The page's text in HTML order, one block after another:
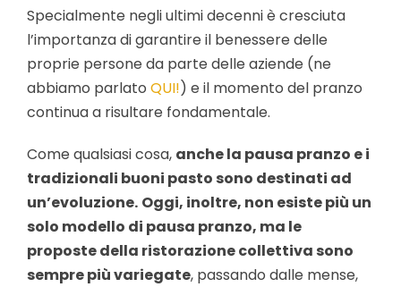
Specialmente negli ultimi decenni è cresciuta
l’importanza di garantire il benessere delle
proprie persone da parte delle aziende (ne
abbiamo parlatoQUI!) e il momento del pranzo
continua a risultare fondamentale.
Come qualsiasi cosa, anche la pausa pranzo e i
tradizionali buoni pasto sono destinati ad
un’evoluzione. Oggi, inoltre, non esiste più un
solo modello di pausa pranzo, ma le
proposte della ristorazione collettiva sono
sempre più variegate, passando dalle mense,